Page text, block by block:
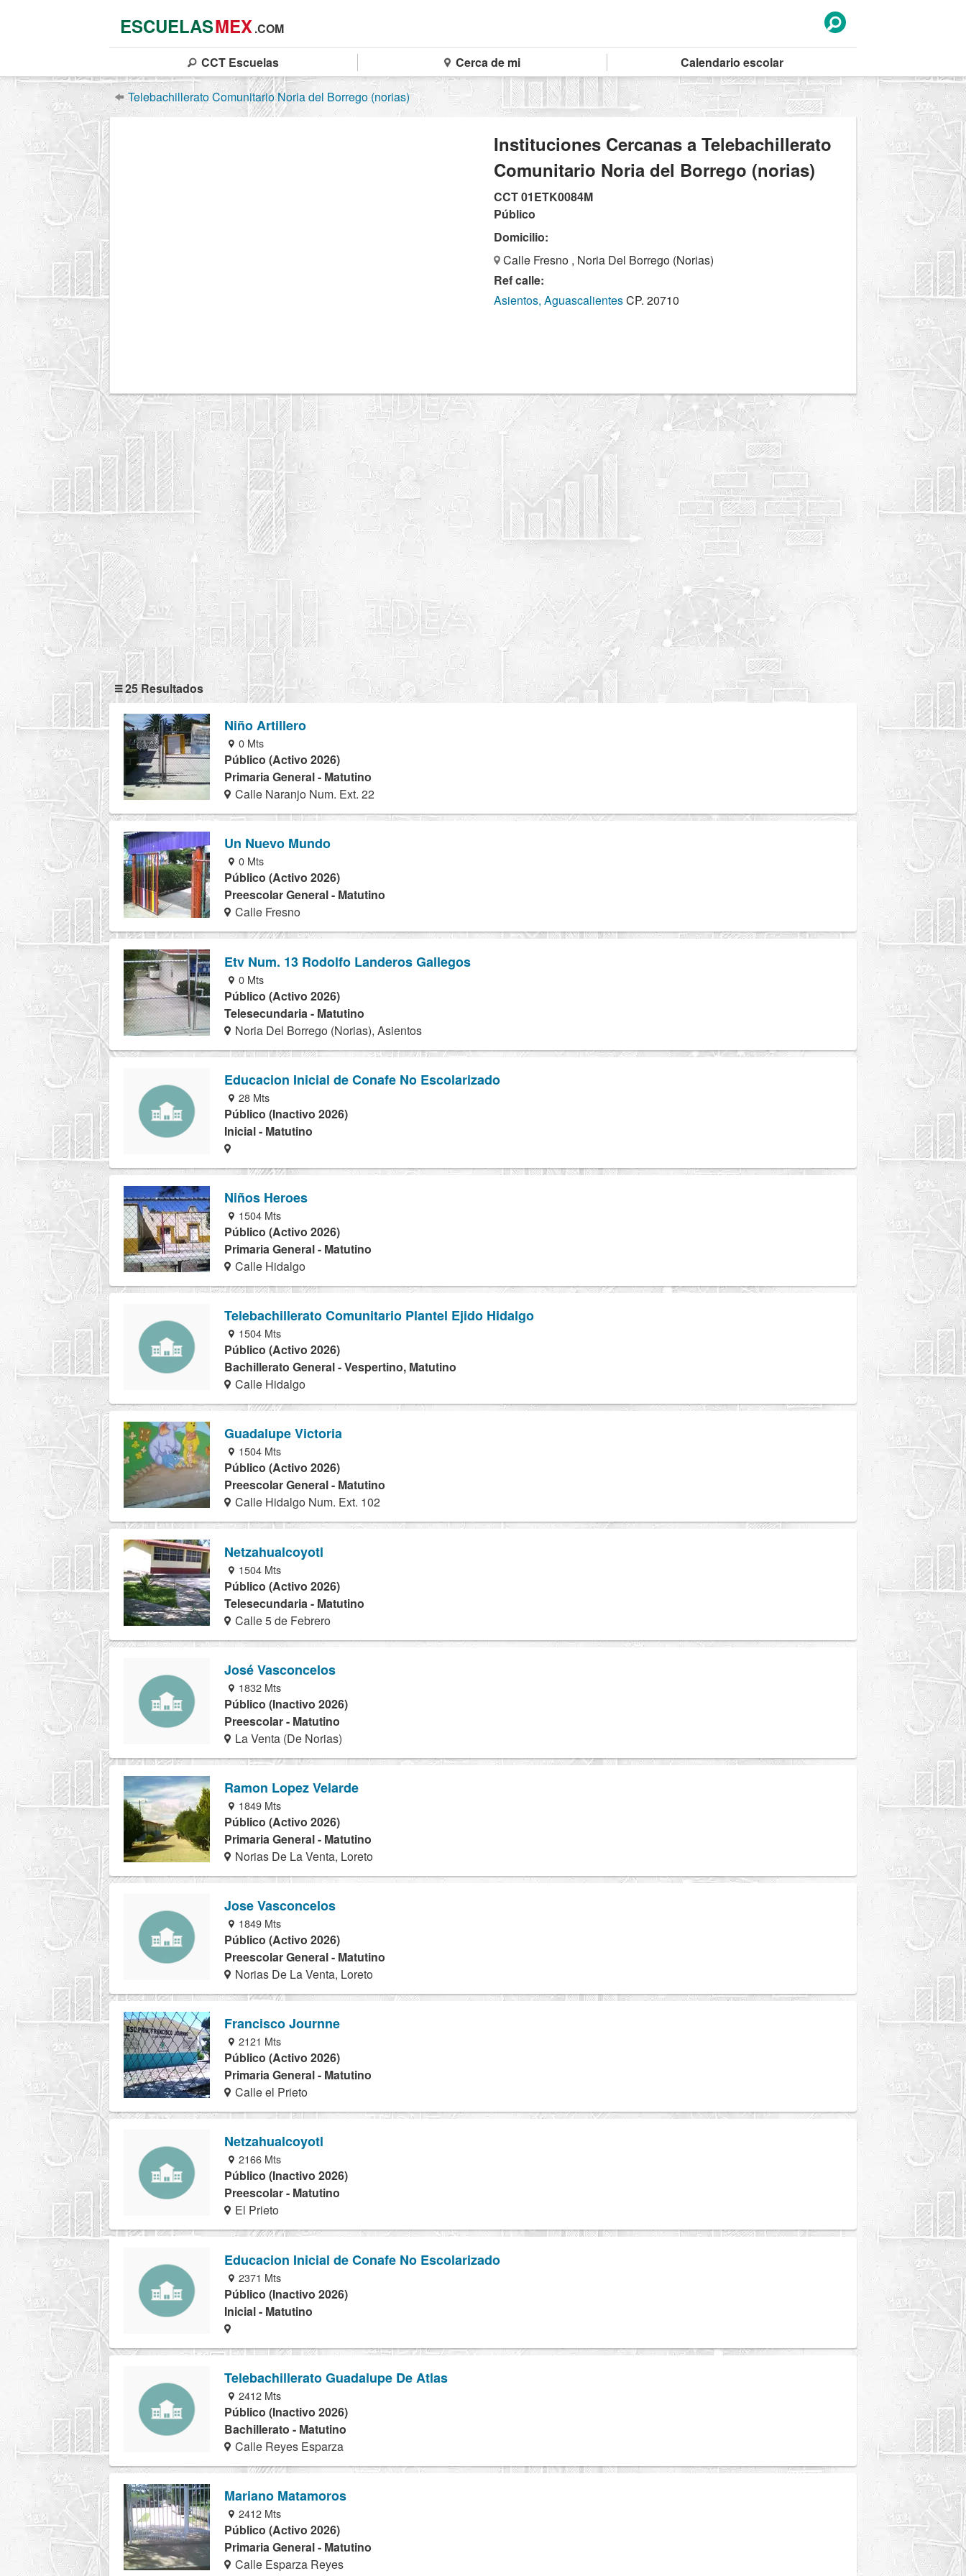
ESCUELASMEX.COM
CCT Escuelas Cerca de mi Calendario escolar
Telebachillerato Comunitario Noria del Borrego (norias)
Instituciones Cercanas a Telebachillerato
Comunitario Noria del Borrego (norias)
CCT 01ETK0084M
Público
Domicilio:
Calle Fresno , Noria Del Borrego (Norias)
Ref calle:
Asientos, AguascalientesCP. 20710
25 Resultados
Niño Artillero
0 Mts
Público (Activo 2026)
Primaria General - Matutino
Calle Naranjo Num. Ext. 22
Un Nuevo Mundo
0 Mts
Público (Activo 2026)
Preescolar General - Matutino
Calle Fresno
Etv Num. 13 Rodolfo Landeros Gallegos
0 Mts
Público (Activo 2026)
Telesecundaria - Matutino
Noria Del Borrego (Norias), Asientos
Educacion Inicial de Conafe No Escolarizado
28 Mts
Público (Inactivo 2026)
Inicial - Matutino
Niños Heroes
1504 Mts
Público (Activo 2026)
Primaria General - Matutino
Calle Hidalgo
Telebachillerato Comunitario Plantel Ejido Hidalgo
1504 Mts
Público (Activo 2026)
Bachillerato General - Vespertino, Matutino
Calle Hidalgo
Guadalupe Victoria
1504 Mts
Público (Activo 2026)
Preescolar General - Matutino
Calle Hidalgo Num. Ext. 102
Netzahualcoyotl
1504 Mts
Público (Activo 2026)
Telesecundaria - Matutino
Calle 5 de Febrero
José Vasconcelos
1832 Mts
Público (Inactivo 2026)
Preescolar - Matutino
La Venta (De Norias)
Ramon Lopez Velarde
1849 Mts
Público (Activo 2026)
Primaria General - Matutino
Norias De La Venta, Loreto
Jose Vasconcelos
1849 Mts
Público (Activo 2026)
Preescolar General - Matutino
Norias De La Venta, Loreto
Francisco Journne
2121 Mts
Público (Activo 2026)
Primaria General - Matutino
Calle el Prieto
Netzahualcoyotl
2166 Mts
Público (Inactivo 2026)
Preescolar - Matutino
El Prieto
Educacion Inicial de Conafe No Escolarizado
2371 Mts
Público (Inactivo 2026)
Inicial - Matutino
Telebachillerato Guadalupe De Atlas
2412 Mts
Público (Inactivo 2026)
Bachillerato - Matutino
Calle Reyes Esparza
Mariano Matamoros
2412 Mts
Público (Activo 2026)
Primaria General - Matutino
Calle Esparza Reyes